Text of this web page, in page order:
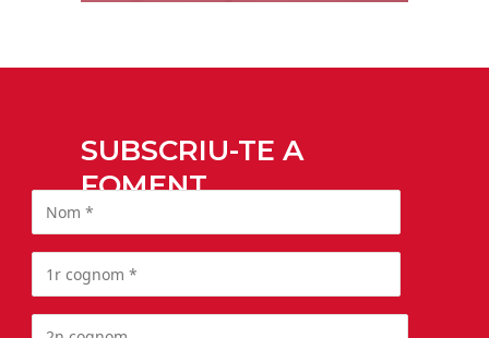
SUBSCRIU-TE A
FOMENT